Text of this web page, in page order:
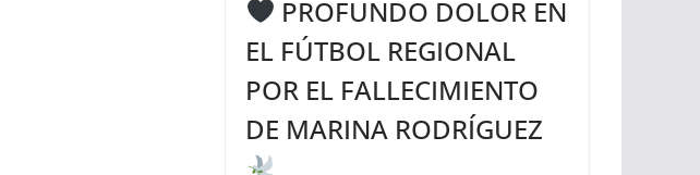
PROFUNDO DOLOR EN
EL FÚTBOL REGIONAL
POR EL FALLECIMIENTO
DE MARINA RODRÍGUEZ